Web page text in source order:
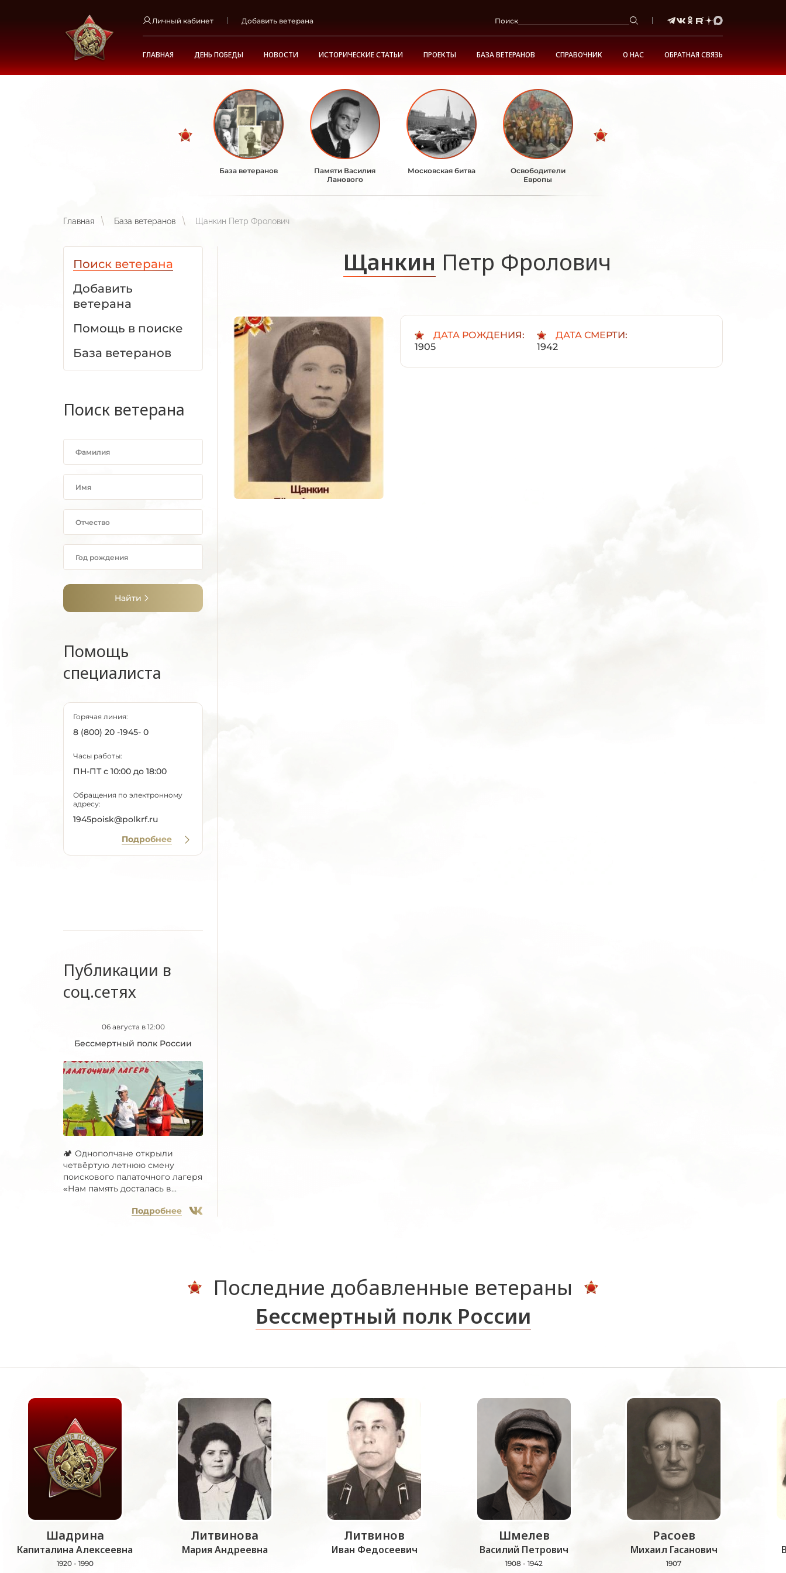
Личный кабинет Добавить ветерана Поиск
ГЛАВНАЯ ДЕНЬ ПОБЕДЫ НОВОСТИ ИСТОРИЧЕСКИЕ СТАТЬИ ПРОЕКТЫ БАЗА ВЕТЕРАНОВ СПРАВОЧНИК О НАС ОБРАТНАЯ СВЯЗЬ
База ветеранов
Памяти Василия
Ланового
Московская битва
Освободители
Европы
Главная База ветеранов Щанкин Петр Фролович
Поиск ветерана
Добавить
ветерана
Помощь в поиске
База ветеранов
Поиск ветерана
Найти
Помощь
специалиста
Горячая линия:
8 (800) 20 -1945- 0
Часы работы:
ПН-ПТ с 10:00 до 18:00
Обращения по электронному
адресу:
1945poisk@polkrf.ru
Подробнее
Публикации в
соц.сетях
06 августа в 12:00
Бессмертный полк России
🏕 Однополчане открыли
четвёртую летнюю смену
поискового палаточного лагеря
«Нам память досталась в...
Подробнее
Щанкин Петр Фролович
ДАТА РОЖДЕНИЯ:
1905
ДАТА СМЕРТИ:
1942
Последние добавленные ветераны
Бессмертный полк России
Шадрина
Капиталина Алексеевна
1920 - 1990
Литвинова
Мария Андреевна
Литвинов
Иван Федосеевич
Шмелев
Василий Петрович
1908 - 1942
Расоев
Михаил Гасанович
1907